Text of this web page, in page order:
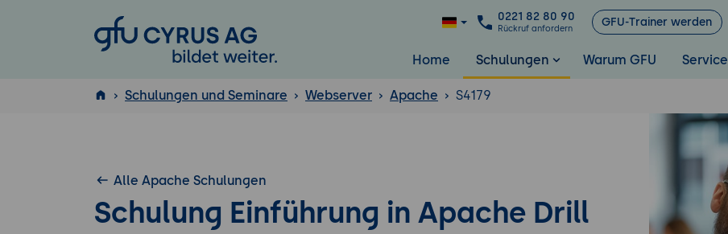
GFU Cyrus AG
0221 82 80 90
Rückruf anfordern GFU-Trainer werden
Home Schulungen Warum GFU Service
ISTQB
Schulungen und Seminare Webserver Apache S4179
Alle Apache Schulungen
Schulung Einführung in Apache Drill